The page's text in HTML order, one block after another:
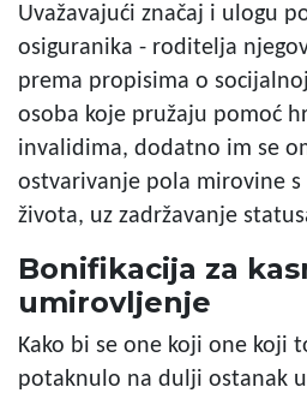
Uvažavajući značaj i ulogu
osiguranika - roditelja
prema propisima o
osoba koje pružaju pomoć
invalidima, dodatno im se
ostvarivanje pola mirovine s
života, uz zadržavanje
Bonifikacija za
umirovljenje
Kako bi se one koji one koji
potaknulo na dulji ostanak